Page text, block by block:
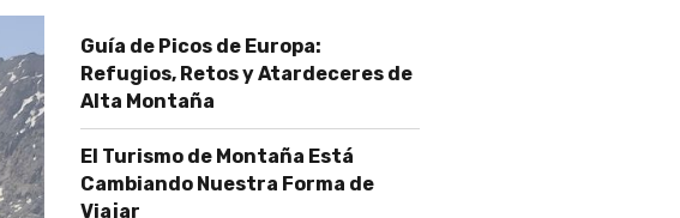
Guía de Picos de Europa:
Refugios, Retos y Atardeceres de
Alta Montaña
El Turismo de Montaña Está
Cambiando Nuestra Forma de
Viajar